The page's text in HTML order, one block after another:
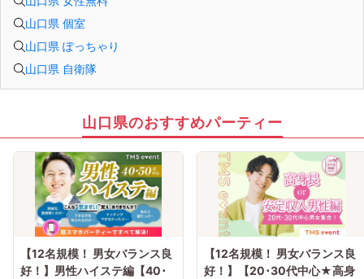
山口県 個室
山口県 ぽっちゃり
山口県 自衛隊
山口県のおすすめパーティー
【12名規模！ 男女バランス良
好！】男性ハイステ編【40･
【12名規模！ 男女バランス良
好！】【20･30代中心★高身